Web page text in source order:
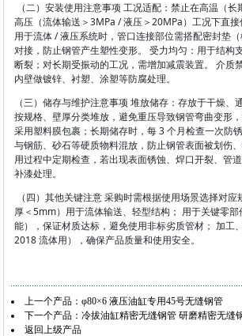
（二）安装使用注意事项 工况适配：禁止在高温（
高压（流体输送＞3MPa / 液压＞20MPa）工况下直
用于流体 / 液压系统时，管口连接部位需搭配密封垫
对接，防止钢管产生塑性变形。 受力均匀：用于结
断裂；对长期受振动的工况，需增加减震装置。 介
内壁做镀锌、衬塑、涂塑等防腐处理。
（三）储存与维护注意事项 堆放储存：存放于干燥
按规格、壁厚分类堆放，避免重压导致钢管弯曲变形
采用塑料膜包裹；长期储存时，每 3 个月检查一次防
与钢筋、砂石等硬质物料混放，防止钢管表面被划伤
用过程中定期检查，若出现表面锈蚀、焊口开裂、管
补漆处理。
（四）其他关键注意 采购时需根据使用场景选择对
厚＜5mm）用于流体输送、轻型结构； 用于关键零
能），保证材质达标，避免使用非标劣质管材； 加
2018 流体用），确保产品质量和使用安全。
上一个产品： φ80×6 液压油缸专用45号无缝钢管
下一个产品： 冷拔油缸精密无缝钢管 研磨精密无缝
返回上级产品